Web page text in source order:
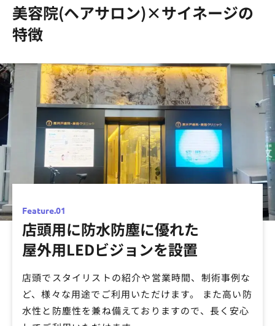
美容院(ヘアサロン)×サイネージの
特徴
Feature.01
店頭用に防水防塵に優れた
屋外用LEDビジョンを設置
店頭でスタイリストの紹介や営業時間、制術事例な
ど、様々な用途でご利用いただけます。 また高い防
水性と防塵性を兼ね備えておりますので、長く安心